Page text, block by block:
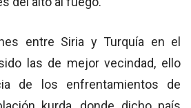
entre Siria y Turquía en el
las de mejor vecindad, ello
de los enfrentamientos de